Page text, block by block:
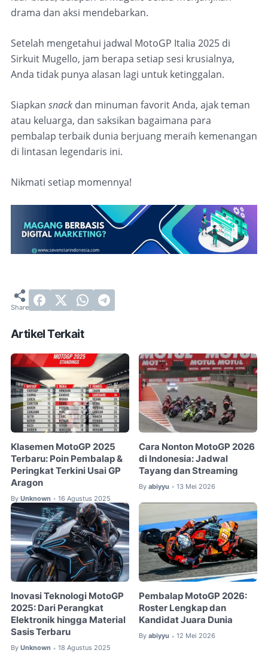
drama dan aksi mendebarkan.
Setelah mengetahui jadwal MotoGP Italia 2025 di
Sirkuit Mugello, jam berapa setiap sesi krusialnya,
Anda tidak punya alasan lagi untuk ketinggalan.
Siapkan snack dan minuman favorit Anda, ajak teman
atau keluarga, dan saksikan bagaimana para
pembalap terbaik dunia berjuang meraih kemenangan
di lintasan legendaris ini.
Nikmati setiap momennya!
Artikel Terkait
Klasemen MotoGP 2025
Terbaru: Poin Pembalap &
Peringkat Terkini Usai GP
Aragon
By Unknown • 16 Agustus 2025
Cara Nonton MotoGP 2026
di Indonesia: Jadwal
Tayang dan Streaming
By abiyyu • 13 Mei 2026
Inovasi Teknologi MotoGP
2025: Dari Perangkat
Elektronik hingga Material
Sasis Terbaru
By Unknown • 18 Agustus 2025
Pembalap MotoGP 2026:
Roster Lengkap dan
Kandidat Juara Dunia
By abiyyu • 12 Mei 2026